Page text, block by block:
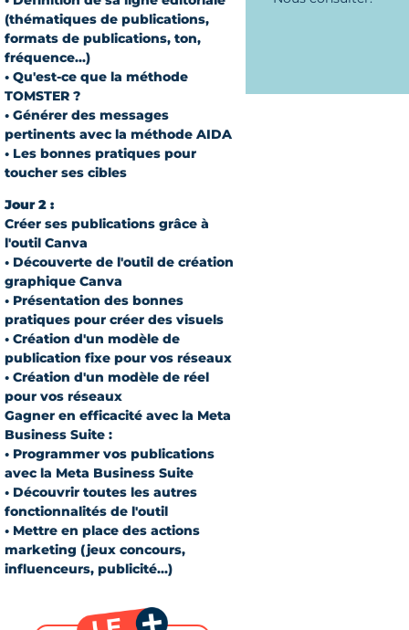
(thématiques de publications,
formats de publications, ton,
fréquence...)
• Qu'est-ce que la méthode
TOMSTER ?
• Générer des messages
pertinents avec la méthode AIDA
• Les bonnes pratiques pour
toucher ses cibles
Jour 2 :
Créer ses publications grâce à
l'outil Canva
• Découverte de l'outil de création
graphique Canva
• Présentation des bonnes
pratiques pour créer des visuels
• Création d'un modèle de
publication fixe pour vos réseaux
• Création d'un modèle de réel
pour vos réseaux
Gagner en efficacité avec la Meta
Business Suite :
• Programmer vos publications
avec la Meta Business Suite
• Découvrir toutes les autres
fonctionnalités de l'outil
• Mettre en place des actions
marketing (jeux concours,
influenceurs, publicité...)